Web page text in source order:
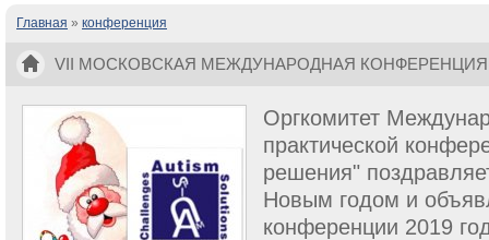
Вы здесь
Главная » конференция
VII МОСКОВСКАЯ МЕЖДУНАРОДНАЯ
Оргкомитет
практической
решения"
Новым годом и
конференции 2019